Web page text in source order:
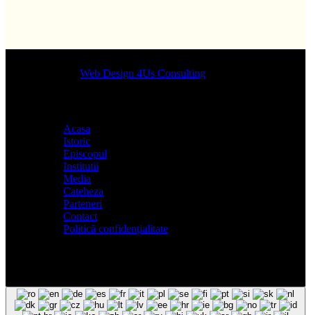
Designed byWeb Design 4Us Consulting
Acasa
Istoric
Episcopul
Institutii
Media
Cateheza
Parteneri
Contact
Politică confidențialitate